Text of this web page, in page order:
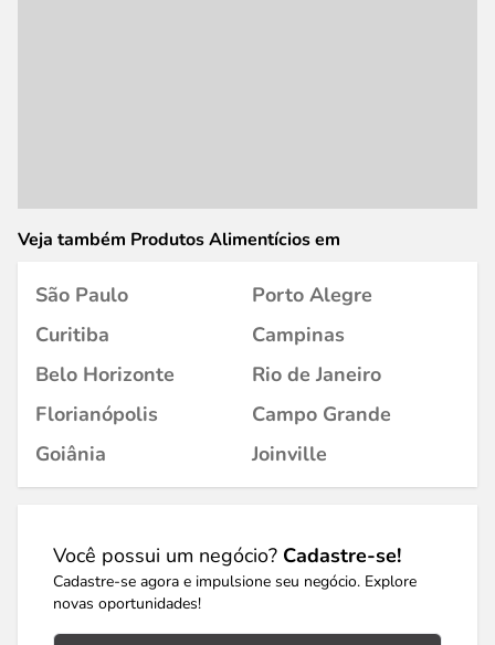
Veja também Produtos Alimentícios em
São Paulo
Porto Alegre
Curitiba
Campinas
Belo Horizonte
Rio de Janeiro
Florianópolis
Campo Grande
Goiânia
Joinville
Você possui um negócio? Cadastre-se!
Cadastre-se agora e impulsione seu negócio. Explore
novas oportunidades!